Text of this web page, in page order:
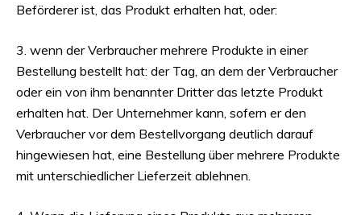
Beförderer ist, das Produkt erhalten hat, oder:
3. wenn der Verbraucher mehrere Produkte in einer
Bestellung bestellt hat: der Tag, an dem der Verbraucher
oder ein von ihm benannter Dritter das letzte Produkt
erhalten hat. Der Unternehmer kann, sofern er den
Verbraucher vor dem Bestellvorgang deutlich darauf
hingewiesen hat, eine Bestellung über mehrere Produkte
mit unterschiedlicher Lieferzeit ablehnen.